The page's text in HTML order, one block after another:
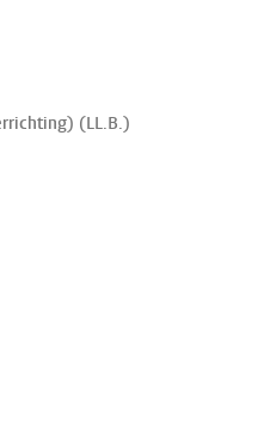
(LL.B.)